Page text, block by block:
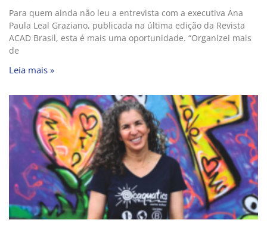
Para quem ainda não leu a entrevista com a executiva Ana
Paula Leal Graziano, publicada na última edição da Revista
ACAD Brasil, esta é mais uma oportunidade. “Organizei mais
de
Leia mais »